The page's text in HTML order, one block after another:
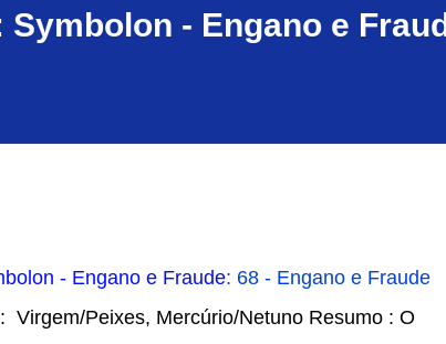
Symbolon - Engano e
- Engano e Fraude: 68 - Engano e Fraude
Virgem/Peixes, Mercúrio/Netuno Resumo : O